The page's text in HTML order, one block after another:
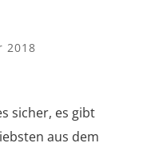
2018
sicher, es gibt
aus dem